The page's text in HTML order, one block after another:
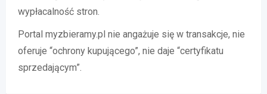
wypłacalność stron.
Portal myzbieramy.pl nie angażuje się w transakcje, nie
oferuje “ochrony kupującego”, nie daje “certyfikatu
sprzedającym”.